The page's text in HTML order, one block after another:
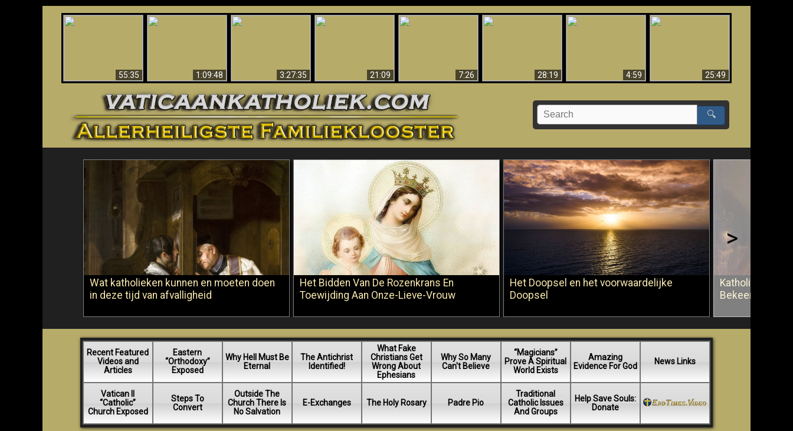
55:35
1:09:48
3:27:35
21:09
7:26 28:19
4:59
25:49
🔍
Wat katholieken kunnen en moeten doen
in deze tijd van afvalligheid
Het Bidden Van De Rozenkrans En
Toewijding Aan Onze-Lieve-Vrouw
Het Doopsel en het voorwaardelijke
Doopsel
Katholieke
Bekeerlingen
>
Recent Featured
Videos and
Articles
Eastern
“Orthodoxy”
Exposed
Why Hell Must Be
Eternal
The Antichrist
Identified!
What Fake
Christians Get
Wrong About
Ephesians
Why So Many
Can't Believe
“Magicians”
Prove A Spiritual
World Exists
Amazing
Evidence For God
News Links
Vatican II
“Catholic”
Church Exposed
Steps To
Convert
Outside The
Church There Is
No Salvation
E-Exchanges The Holy Rosary Padre Pio
Traditional
Catholic Issues
And Groups
Help Save Souls:
Donate